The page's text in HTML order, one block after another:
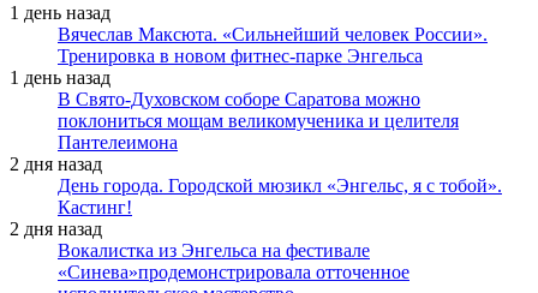
1 день назад
Вячеслав Максюта. «Сильнейший человек России».
Тренировка в новом фитнес-парке Энгельса
1 день назад
В Свято-Духовском соборе Саратова можно
поклониться мощам великомученика и целителя
Пантелеимона
2 дня назад
День города. Городской мюзикл «Энгельс, я с тобой».
Кастинг!
2 дня назад
Вокалистка из Энгельса на фестивале
«Синева»продемонстрировала отточенное